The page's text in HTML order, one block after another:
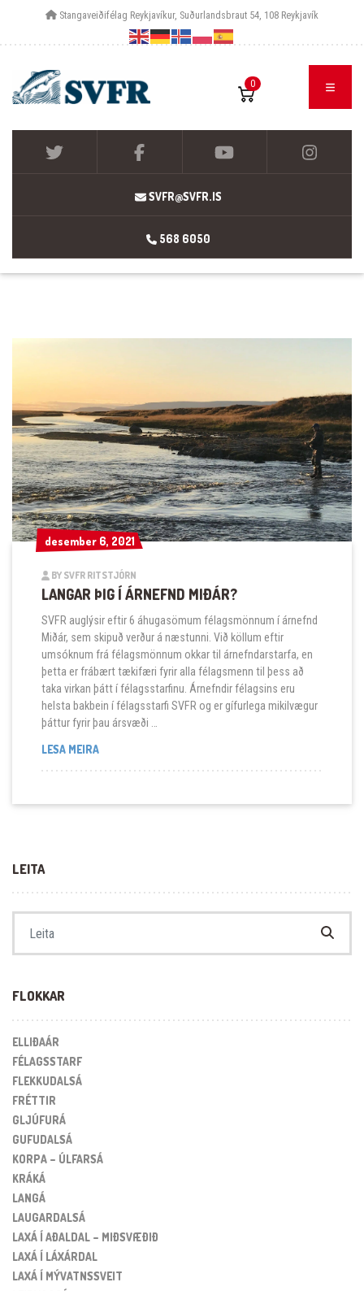
Stangaveiðifélag Reykjavíkur, Suðurlandsbraut 54, 108 Reykjavík
0
SVFR@SVFR.IS
568 6050
desember 6, 2021
desember 6, 2021
BY SVFR RITSTJÓRN
LANGAR ÞIG Í ÁRNEFND MIÐÁR?
SVFR auglýsir eftir 6 áhugasömum félagsmönnum í árnefnd
Miðár, sem skipuð verður á næstunni. Við köllum eftir
umsóknum frá félagsmönnum okkar til árnefndarstarfa, en
þetta er frábært tækifæri fyrir alla félagsmenn til þess að
taka virkan þátt í félagsstarfinu. Árnefndir félagsins eru
helsta bakbein í félagsstarfi SVFR og er gífurlega mikilvægur
þáttur fyrir þau ársvæði …
LESA MEIRALANGAR ÞIG Í ÁRNEFND MIÐÁR?
LEITA
FLOKKAR
ELLIÐAÁR
FÉLAGSSTARF
FLEKKUDALSÁ
FRÉTTIR
GLJÚFURÁ
GUFUDALSÁ
KORPA – ÚLFARSÁ
KRÁKÁ
LANGÁ
LAUGARDALSÁ
LAXÁ Í AÐALDAL – MIÐSVÆÐIÐ
LAXÁ Í LÁXÁRDAL
LAXÁ Í MÝVATNSSVEIT